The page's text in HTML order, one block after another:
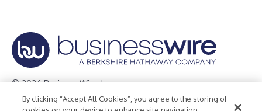
© 2026 Business Wire, Inc.
Privacy Policy Cookie Policy Accessibility Statement
By clicking “Accept All Cookies”, you agree to the storing of